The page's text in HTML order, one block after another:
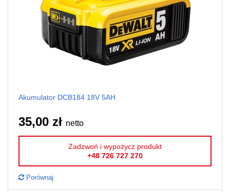
Akumulator DCB184 18V 5AH
35,00 zł netto
Zadzwoń i wypożycz produkt
+48 726 727 270
Porównaj